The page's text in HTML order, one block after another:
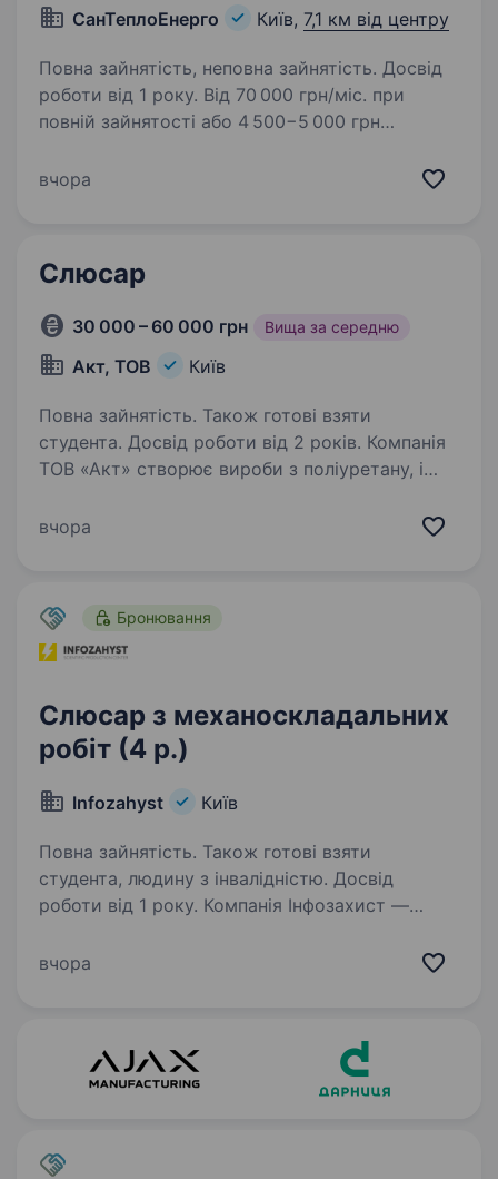
СанТеплоЕнерго Київ, 7,1 км від центру
Повна зайнятість, неповна зайнятість. Досвід
роботи від 1 року. Від 70 000 грн/міс. при
повній зайнятості або 4 500−5 000 грн
Вакансія може бути підробітком, обов’язково
вчора
Слюсар
30 000 – 60 000 грн Вища за середню
Акт, ТОВ Київ
Повна зайнятість. Також готові взяти
студента. Досвід роботи від 2 років. Компанія
ТОВ «Акт» створює вироби з поліуретану, і
до нашої команди в Києві. Що ти будеш
вчора
Бронювання
Слюсар з механоскладальних
робіт (4 р.)
Infozahyst Київ
Повна зайнятість. Також готові взяти
студента, людину з інвалідністю. Досвід
роботи від 1 року. Компанія Інфозахист —
лідер галузі радіоелектронної розвідки. Понад
вчора